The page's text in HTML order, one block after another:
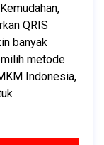
QRIS
banyak
metode
Indonesia,